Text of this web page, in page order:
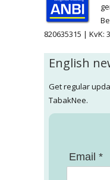
820635315 | KvK:
English
Get regular
TabakNee.
Email *